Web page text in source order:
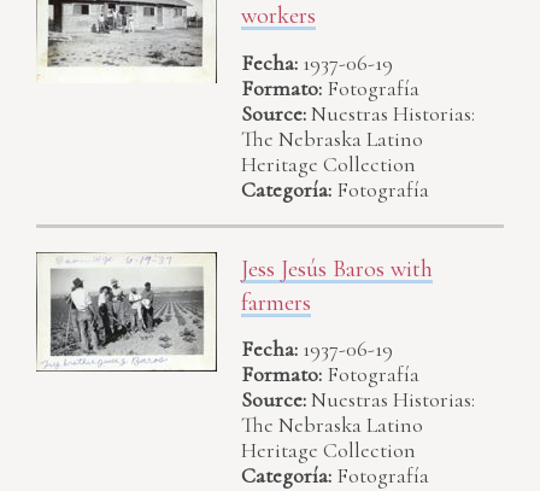
workers
Fecha: 1937-06-19
Formato: Fotografía
Source:Nuestras Historias:
The Nebraska Latino
Heritage Collection
Categoría: Fotografía
Jess Jesús Baros with
farmers
Fecha: 1937-06-19
Formato: Fotografía
Source:Nuestras Historias:
The Nebraska Latino
Heritage Collection
Categoría: Fotografía